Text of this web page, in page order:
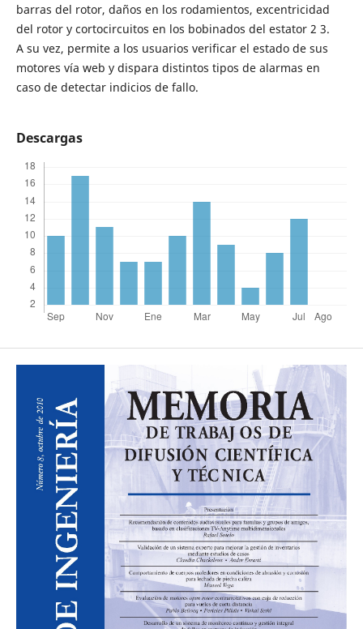
barras del rotor, daños en los rodamientos, excentricidad
del rotor y cortocircuitos en los bobinados del estator 2 3.
A su vez, permite a los usuarios verificar el estado de sus
motores vía web y dispara distintos tipos de alarmas en
caso de detectar indicios de fallo.
Descargas